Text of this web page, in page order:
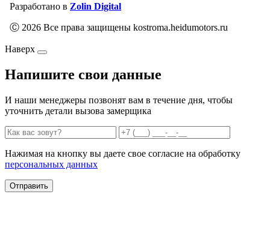
Разработано в Zolin Digital
Ⓒ 2026 Все права защищены kostroma.heidumotors.ru
Наверх
Напишите свои данные
И наши менеджеры позвонят вам в течение дня, чтобы
уточнить детали вызова замерщика
Нажимая на кнопку вы даете свое согласие на обработку
персональных данных
Отправить